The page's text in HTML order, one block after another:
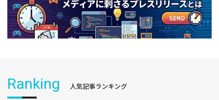
Ranking 人気記事ランキング